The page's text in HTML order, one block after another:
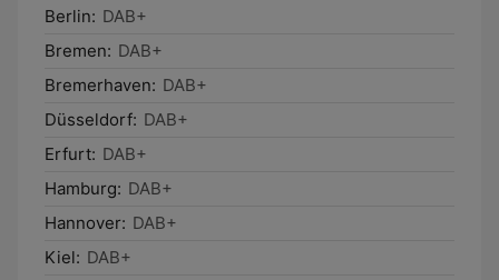
Berlin: DAB+
Bremen: DAB+
Bremerhaven: DAB+
Düsseldorf: DAB+
Erfurt: DAB+
Hamburg: DAB+
Hannover: DAB+
Kiel: DAB+